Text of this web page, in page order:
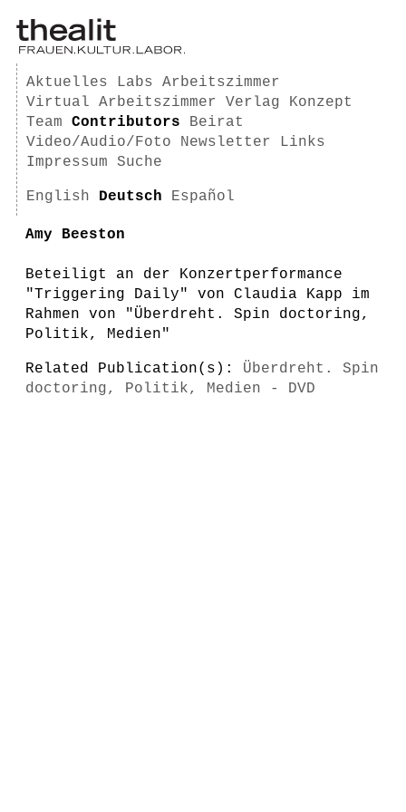
Aktuelles Labs
Arbeitszimmer
Virtual Arbeitszimmer
Verlag
Konzept
Team
Contributors
Beirat
Video/Audio/Foto
Newsletter
Links
Impressum
Suche
English Deutsch Español
Amy Beeston
Beteiligt an der Konzertperformance
"Triggering Daily" von Claudia Kapp im
Rahmen von "Überdreht. Spin doctoring,
Politik, Medien"
Related Publication(s): Überdreht. Spin
doctoring, Politik, Medien - DVD